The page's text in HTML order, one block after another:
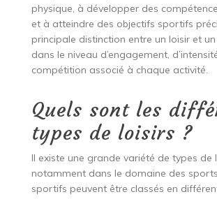
physique, à développer des
et à atteindre des objectifs sportifs
principale distinction entre un loisir et
dans le niveau d’engagement,
compétition associé à chaque activité.
Quels sont les
types de loisirs ?
Il existe une grande variété de types de
notamment dans le domaine des
sportifs peuvent être classés en